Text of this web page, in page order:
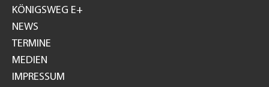
GH
KÖNIGSWEG E+
NEWS
TERMINE
MEDIEN
IMPRESSUM